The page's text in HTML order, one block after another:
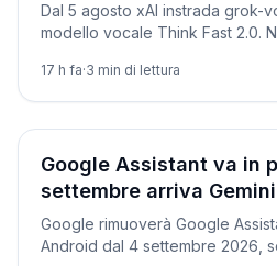
Dal 5 agosto xAI instrada grok-
modello vocale Think Fast 2.0.
17 h fa·3 min di lettura
Prodotti
Google Assistant va in
settembre arriva Gemini
Google rimuoverà Google
Android dal 4 settembre 2026,